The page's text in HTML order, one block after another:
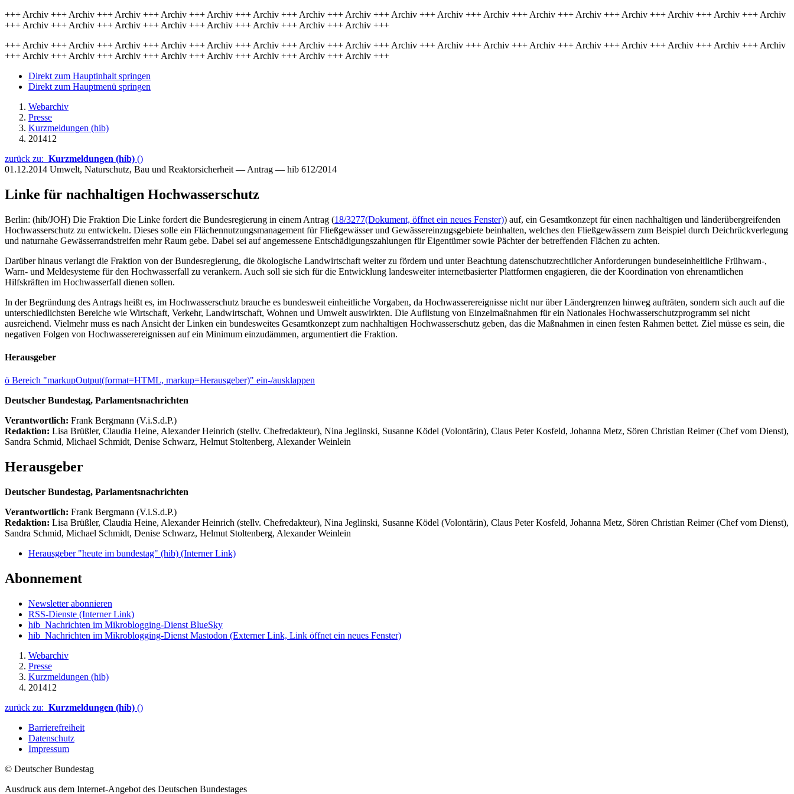
+++ Archiv +++ Archiv +++ Archiv +++ Archiv +++ Archiv +++ Archiv +++ Archiv +++ Archiv +++ Archiv +++ Archiv +++ Archiv +++ Archiv +++ Archiv +++ Archiv +++ Archiv +++ Archiv +++ Archiv
+++ Archiv +++ Archiv +++ Archiv +++ Archiv +++ Archiv +++ Archiv +++ Archiv +++ Archiv +++
+++ Archiv +++ Archiv +++ Archiv +++ Archiv +++ Archiv +++ Archiv +++ Archiv +++ Archiv +++ Archiv +++ Archiv +++ Archiv +++ Archiv +++ Archiv +++ Archiv +++ Archiv +++ Archiv +++ Archiv
+++ Archiv +++ Archiv +++ Archiv +++ Archiv +++ Archiv +++ Archiv +++ Archiv +++ Archiv +++
Direkt zum Hauptinhalt springen
Direkt zum Hauptmenü springen
Webarchiv
Presse
Kurzmeldungen (hib)
201412
zurück zu: Kurzmeldungen (hib) ()
01.12.2014 Umwelt, Naturschutz, Bau und Reaktorsicherheit — Antrag — hib 612/2014
Linke für nachhaltigen Hochwasserschutz
Berlin: (hib/JOH) Die Fraktion Die Linke fordert die Bundesregierung in einem Antrag (18/3277(Dokument, öffnet ein neues Fenster)) auf, ein Gesamtkonzept für einen nachhaltigen und länderübergreifenden
Hochwasserschutz zu entwickeln. Dieses solle ein Flächennutzungsmanagement für Fließgewässer und Gewässereinzugsgebiete beinhalten, welches den Fließgewässern zum Beispiel durch Deichrückverlegung
und naturnahe Gewässerrandstreifen mehr Raum gebe. Dabei sei auf angemessene Entschädigungszahlungen für Eigentümer sowie Pächter der betreffenden Flächen zu achten.
Darüber hinaus verlangt die Fraktion von der Bundesregierung, die ökologische Landwirtschaft weiter zu fördern und unter Beachtung datenschutzrechtlicher Anforderungen bundeseinheitliche Frühwarn-,
Warn- und Meldesysteme für den Hochwasserfall zu verankern. Auch soll sie sich für die Entwicklung landesweiter internetbasierter Plattformen engagieren, die der Koordination von ehrenamtlichen
Hilfskräften im Hochwasserfall dienen sollen.
In der Begründung des Antrags heißt es, im Hochwasserschutz brauche es bundesweit einheitliche Vorgaben, da Hochwasserereignisse nicht nur über Ländergrenzen hinweg aufträten, sondern sich auch auf die
unterschiedlichsten Bereiche wie Wirtschaft, Verkehr, Landwirtschaft, Wohnen und Umwelt auswirkten. Die Auflistung von Einzelmaßnahmen für ein Nationales Hochwasserschutzprogramm sei nicht
ausreichend. Vielmehr muss es nach Ansicht der Linken ein bundesweites Gesamtkonzept zum nachhaltigen Hochwasserschutz geben, das die Maßnahmen in einen festen Rahmen bettet. Ziel müsse es sein, die
negativen Folgen von Hochwasserereignissen auf ein Minimum einzudämmen, argumentiert die Fraktion.
Herausgeber
ö Bereich "markupOutput(format=HTML, markup=Herausgeber)" ein-/ausklappen
Deutscher Bundestag, Parlamentsnachrichten
Verantwortlich: Frank Bergmann (V.i.S.d.P.)
Redaktion: Lisa Brüßler, Claudia Heine, Alexander Heinrich (stellv. Chefredakteur), Nina Jeglinski, Susanne Ködel (Volontärin), Claus Peter Kosfeld, Johanna Metz, Sören Christian Reimer (Chef vom Dienst),
Sandra Schmid, Michael Schmidt, Denise Schwarz, Helmut Stoltenberg, Alexander Weinlein
Herausgeber
Deutscher Bundestag, Parlamentsnachrichten
Verantwortlich: Frank Bergmann (V.i.S.d.P.)
Redaktion: Lisa Brüßler, Claudia Heine, Alexander Heinrich (stellv. Chefredakteur), Nina Jeglinski, Susanne Ködel (Volontärin), Claus Peter Kosfeld, Johanna Metz, Sören Christian Reimer (Chef vom Dienst),
Sandra Schmid, Michael Schmidt, Denise Schwarz, Helmut Stoltenberg, Alexander Weinlein
Herausgeber "heute im bundestag" (hib) (Interner Link)
Abonnement
Newsletter abonnieren
RSS-Dienste (Interner Link)
hib_Nachrichten im Mikroblogging-Dienst BlueSky
hib_Nachrichten im Mikroblogging-Dienst Mastodon (Externer Link, Link öffnet ein neues Fenster)
Webarchiv
Presse
Kurzmeldungen (hib)
201412
zurück zu: Kurzmeldungen (hib) ()
Barrierefreiheit
Datenschutz
Impressum
© Deutscher Bundestag
Ausdruck aus dem Internet-Angebot des Deutschen Bundestages